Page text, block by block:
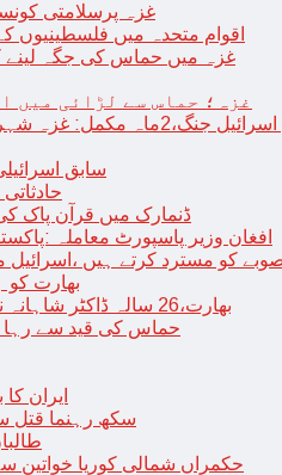
غزہ پرسلامتی
اقوام متحدہ میں فلسطینیوں کے حق میں 5 قراردادیں
غزہ میں حماس کی جگہ لینے
غزہ؛ حماس سے لڑائی میں
غزہ شہرتباہ،7ہزاربچوں سمیت16ہزارفلسطینی شہید
سابق
ڈنمارک میں قرآن پاک
افغان وزیر پاسپورٹ معاملہ
کو مسترد کرتے ہیں
بھارت کو
بھارت،26 سالہ ڈاکٹر شاہانہ نے جہیز کے تقاضے پر اپنی زندگی کا خاتمہ کر لیا
حماس کی قید سے رہا
ایران
سکھ رہنما قتل
حکمراں شمالی کوریا خواتین